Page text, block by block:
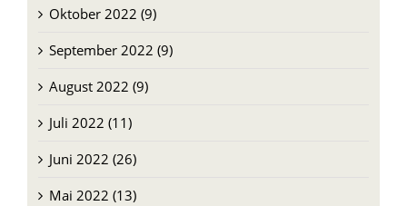
Oktober 2022 (9)
September 2022 (9)
August 2022 (9)
Juli 2022 (11)
Juni 2022 (26)
Mai 2022 (13)